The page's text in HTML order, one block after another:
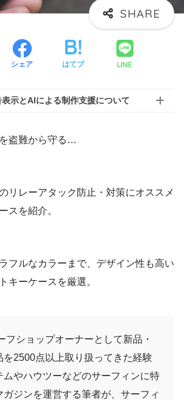
シェア はてブ LINE
示とAIによる制作支援について
盗難から守る…
リレーアタック防止・対策にオススメ
スを紹介。
フルなカラーまで、デザイン性も高い
キーケースを厳選。
フショップオーナーとして新品・
を2500点以上取り扱ってきた経験
ムやハウツーなどのサーフィンに特
ジンを運営する筆者が、サーフィ